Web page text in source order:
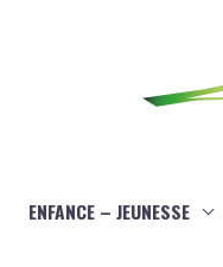
ENFANCE – JEUNESSE